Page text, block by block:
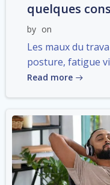
quelques
by on
Les maux du
posture, fatigue
Read more